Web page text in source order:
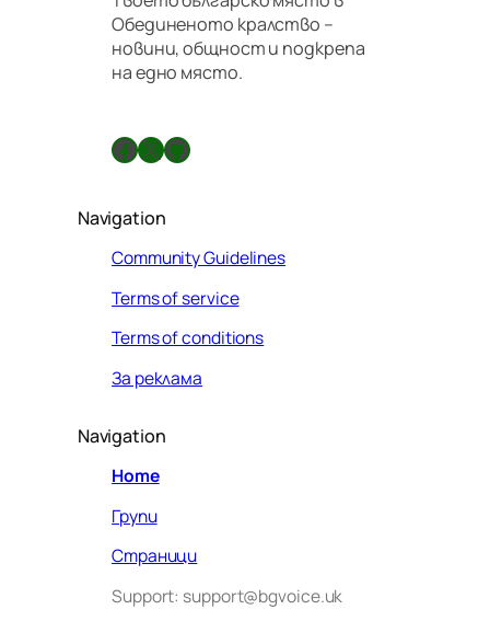
Обединеното кралство –
новини, общност и подкрепа
на едно място.
Facebook X GitHub
Navigation
Community Guidelines
Terms of service
Terms of conditions
За реклама
Navigation
Home
Групи
Страници
Support: support@bgvoice.uk